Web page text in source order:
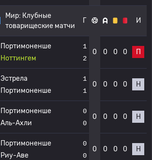
Мир: Клубные
товарищеские матчи
Г И
Портимоненше
Ноттингем
1
2
0 0 0 0 П
Эстрела
Портимоненше
1
1
0 0 0 0 Н
Портимоненше
Аль-Ахли
0
0
0 0 0 0 Н
Портимоненше
Риу-Аве
0
0
0 0 0 0 Н